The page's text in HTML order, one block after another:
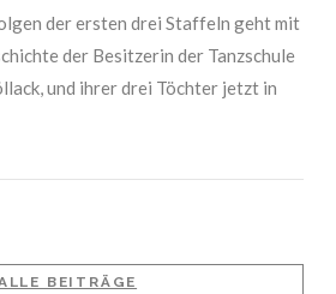
der ersten drei Staffeln geht mit
der Besitzerin der Tanzschule
und ihrer drei Töchter jetzt in
BEITRÄGE